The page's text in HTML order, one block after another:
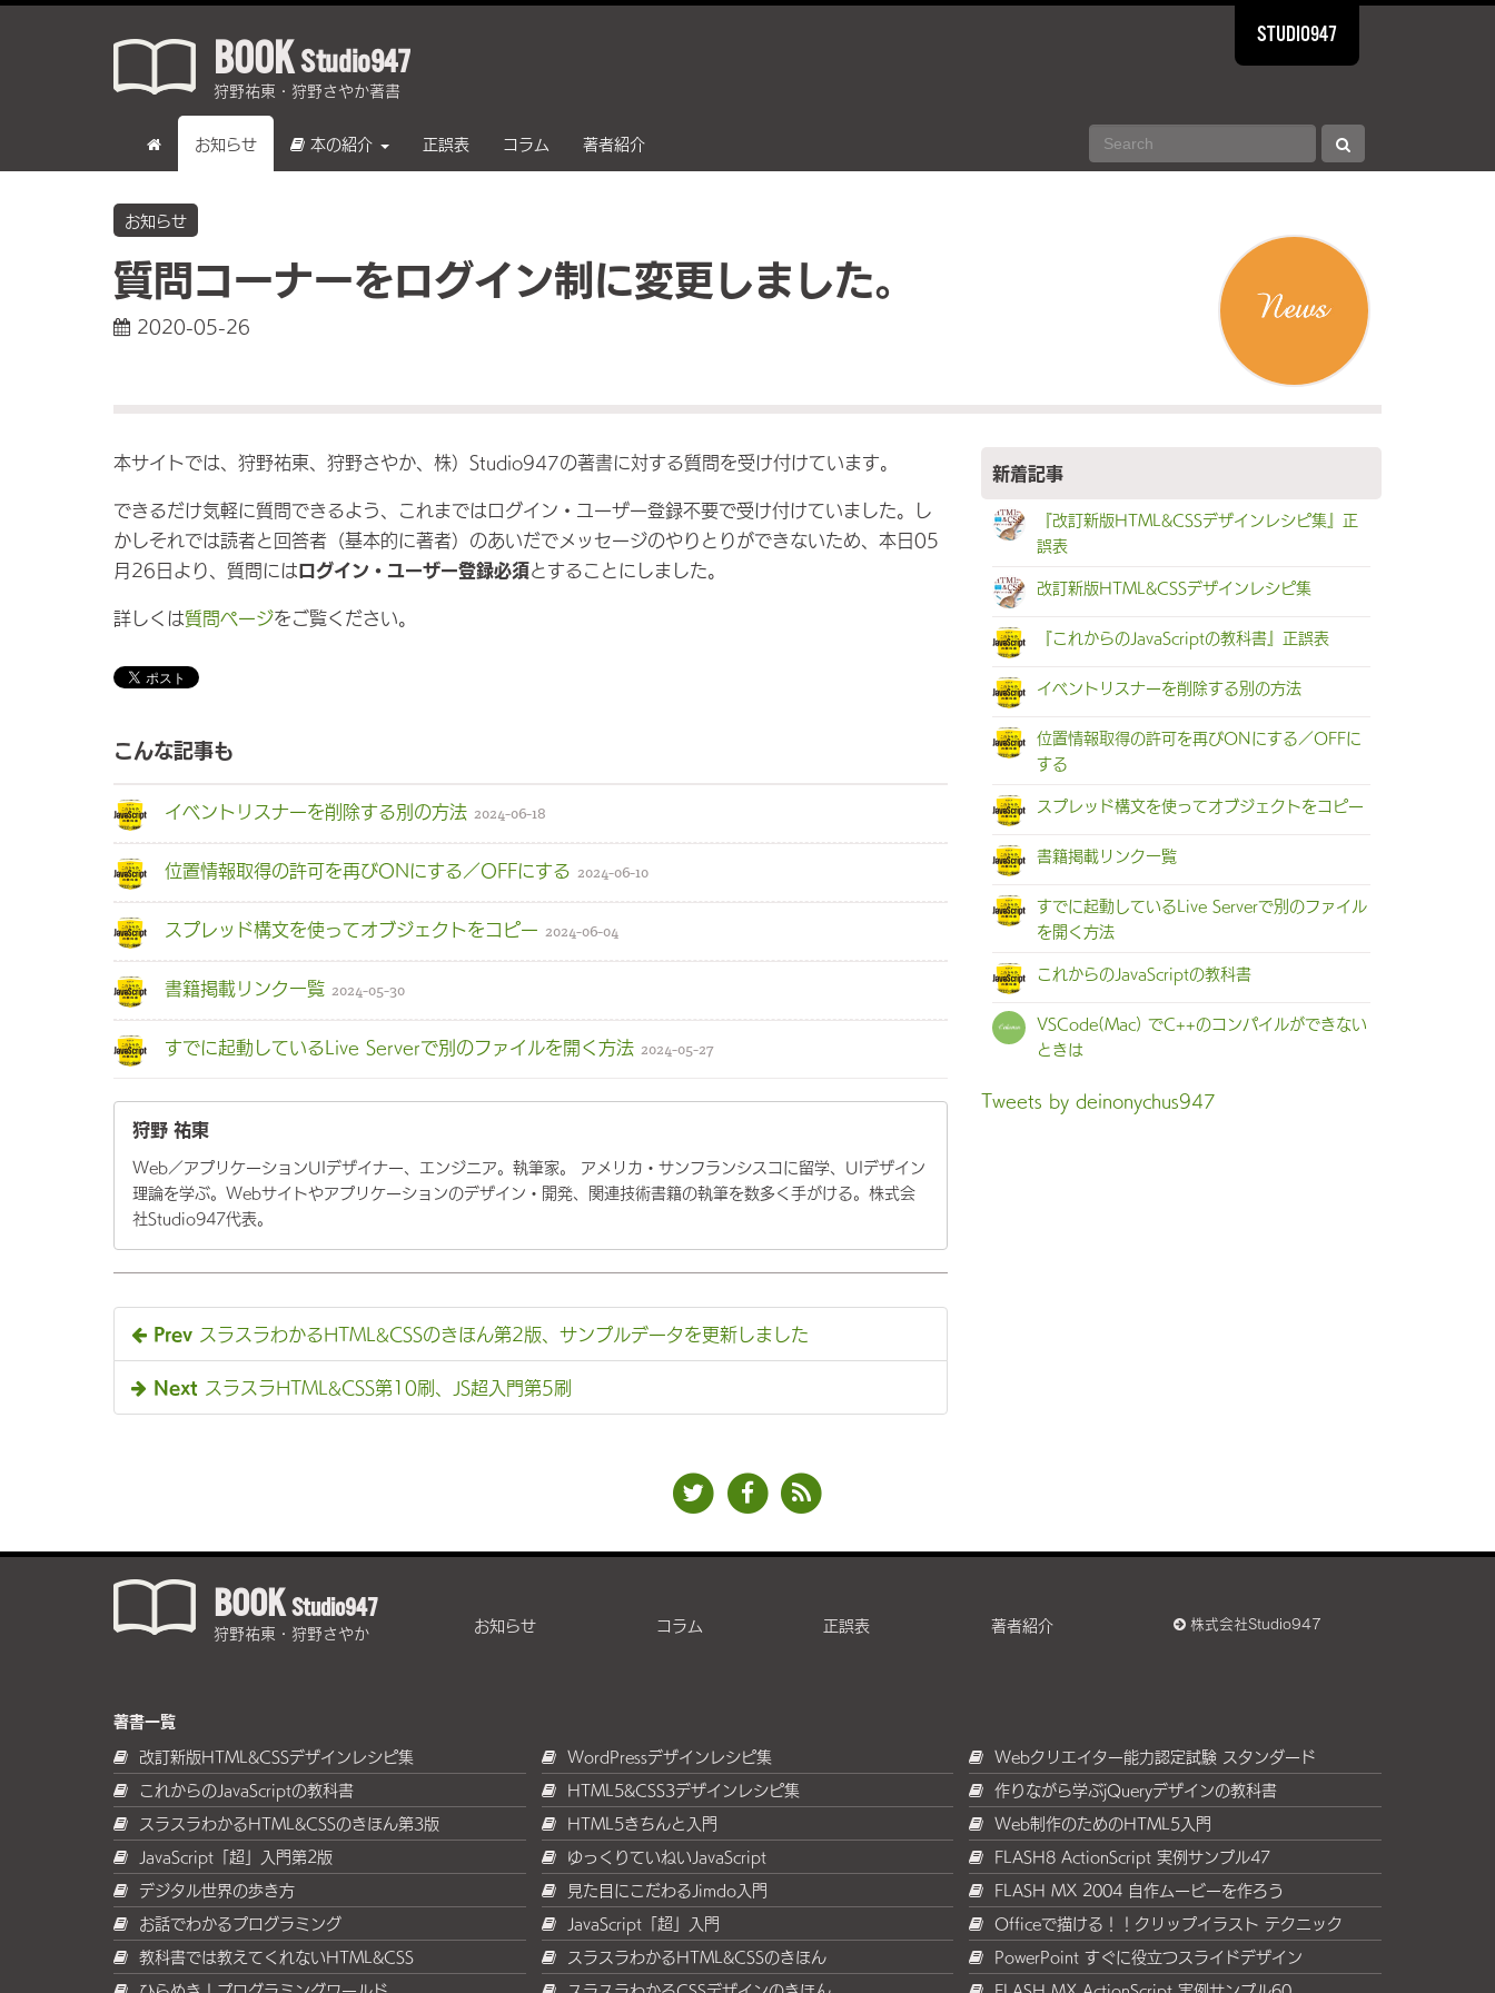
BOOKStudio947
狩野祐東・狩野さやか著書
STUDIO947
お知らせ 本の紹介 正誤表 コラム 著者紹介
お知らせ
質問コーナーをログイン制に変更しました。
2020-05-26
本サイトでは、狩野祐東、狩野さやか、株）Studio947の著書に対する質問を受け付けています。
できるだけ気軽に質問できるよう、これまではログイン・ユーザー登録不要で受け付けていました。し
かしそれでは読者と回答者（基本的に著者）のあいだでメッセージのやりとりができないため、本日05
月26日より、質問にはログイン・ユーザー登録必須とすることにしました。
詳しくは質問ページをご覧ください。
こんな記事も
イベントリスナーを削除する別の方法 2024-06-18
位置情報取得の許可を再びONにする／OFFにする 2024-06-10
スプレッド構文を使ってオブジェクトをコピー 2024-06-04
書籍掲載リンク一覧 2024-05-30
すでに起動しているLive Serverで別のファイルを開く方法 2024-05-27
狩野 祐東
Web／アプリケーションUIデザイナー、エンジニア。執筆家。 アメリカ・サンフランシスコに留学、UIデザイン
理論を学ぶ。Webサイトやアプリケーションのデザイン・開発、関連技術書籍の執筆を数多く手がける。株式会
社Studio947代表。
Prev スラスラわかるHTML&CSSのきほん第2版、サンプルデータを更新しました
Next スラスラHTML&CSS第10刷、JS超入門第5刷
新着記事
『改訂新版HTML&CSSデザインレシピ集』正
誤表
改訂新版HTML&CSSデザインレシピ集
『これからのJavaScriptの教科書』正誤表
イベントリスナーを削除する別の方法
位置情報取得の許可を再びONにする／OFFに
する
スプレッド構文を使ってオブジェクトをコピー
書籍掲載リンク一覧
すでに起動しているLive Serverで別のファイル
を開く方法
これからのJavaScriptの教科書
VSCode(Mac) でC++のコンパイルができない
ときは
Tweets by deinonychus947
BOOKStudio947
狩野祐東・狩野さやか お知らせ コラム 正誤表 著者紹介 株式会社Studio947
著書一覧
改訂新版HTML&CSSデザインレシピ集
これからのJavaScriptの教科書
スラスラわかるHTML&CSSのきほん第3版
JavaScript「超」入門第2版
デジタル世界の歩き方
お話でわかるプログラミング
教科書では教えてくれないHTML&CSS
WordPressデザインレシピ集
HTML5&CSS3デザインレシピ集
HTML5きちんと入門
ゆっくりていねいJavaScript
見た目にこだわるJimdo入門
JavaScript「超」入門
スラスラわかるHTML&CSSのきほん
Webクリエイター能力認定試験 スタンダード
作りながら学ぶjQueryデザインの教科書
Web制作のためのHTML5入門
FLASH8 ActionScript 実例サンプル47
FLASH MX 2004 自作ムービーを作ろう
Officeで描ける！！クリップイラスト テクニック
PowerPoint すぐに役立つスライドデザイン